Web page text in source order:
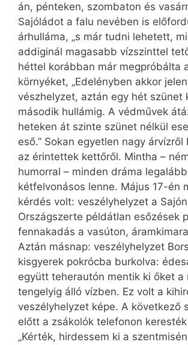
án, pénteken, szombaton és
Sajóládot a falu nevében is
árhulláma, „s már tudni lehetett,
addiginál magasabb vízszinttel
héttel korábban már megpróbálta
környéket, „Edelényben akkor
vészhelyzet, aztán egy hét szünet
második hullámig. A védművek
heteken át szinte szünet nélkül
eső.” Sokan egyetlen nagy árvízről
az érintettek kettőről. Mintha –
humorral – minden dráma legalább
kétfelvonásos lenne. Május 17-én
kérdés volt: veszélyhelyzet a
Országszerte példátlan esőzések
fennakadás a vasúton,
Aztán másnap: veszélyhelyzet
kisgyerek pokrócba burkolva:
együtt teherautón mentik ki őket a
tengelyig álló vízben. Ez volt a
veszélyhelyzet képe. A következő
előtt a zsákolók telefonon
„Kérték, hirdessem ki a